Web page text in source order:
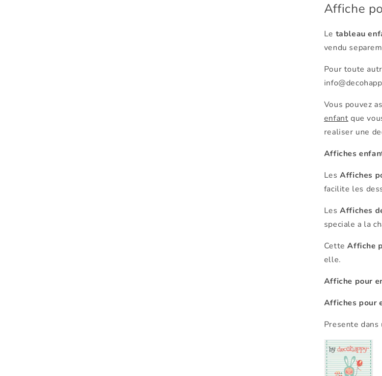
Affiche
Le tableau
vendu
Pour toute
Vous pouvez
enfant que
realiser une
Affiches
LesAffiches
facilite les
LesAffiches
speciale a la
CetteAffiche
elle.
Affiche pour
Affiches pour
Presente